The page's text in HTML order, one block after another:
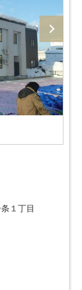
１丁目